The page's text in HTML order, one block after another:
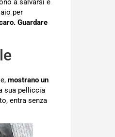
a salvarsi e
per
Guardare
mostrano un
sua pelliccia
entra senza